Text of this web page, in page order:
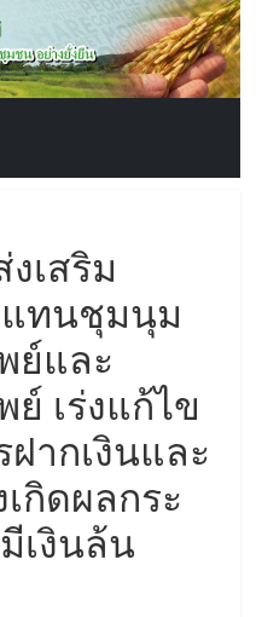
เสริม
ทนชุมนุม
ย์และ
เร่งแก้ไข
ากเงินและ
กิดผลกระ
เงินล้น